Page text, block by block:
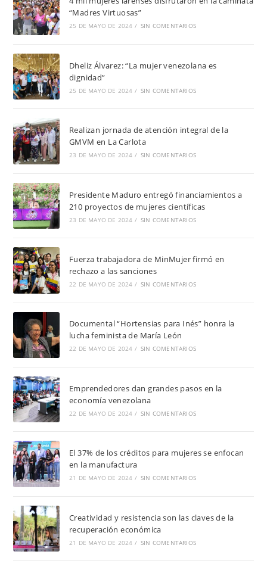
“Madres Virtuosas”
25 DE MAYO DE 2024 / SIN COMENTARIOS
Dheliz Álvarez: “La mujer venezolana es
dignidad”
25 DE MAYO DE 2024 / SIN COMENTARIOS
Realizan jornada de atención integral de la
GMVM en La Carlota
23 DE MAYO DE 2024 / SIN COMENTARIOS
Presidente Maduro entregó financiamientos a
210 proyectos de mujeres científicas
23 DE MAYO DE 2024 / SIN COMENTARIOS
Fuerza trabajadora de MinMujer firmó en
rechazo a las sanciones
22 DE MAYO DE 2024 / SIN COMENTARIOS
Documental “Hortensias para Inés” honra la
lucha feminista de María León
22 DE MAYO DE 2024 / SIN COMENTARIOS
Emprendedores dan grandes pasos en la
economía venezolana
22 DE MAYO DE 2024 / SIN COMENTARIOS
El 37% de los créditos para mujeres se enfocan
en la manufactura
21 DE MAYO DE 2024 / SIN COMENTARIOS
Creatividad y resistencia son las claves de la
recuperación económica
21 DE MAYO DE 2024 / SIN COMENTARIOS